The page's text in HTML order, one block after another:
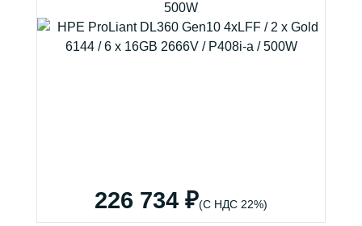
500W
226 734 ₽(С НДС 22%)